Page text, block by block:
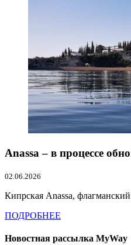
Anassa – в процессе
02.06.2026
Кипрская Anassa,
ПОДРОБНЕЕ
Новостная рассылка MyWay